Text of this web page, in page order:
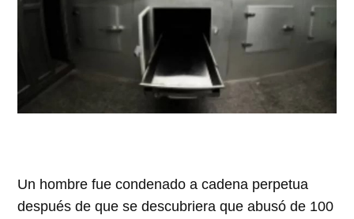
Un hombre fue condenado a cadena perpetua
después de que se descubriera que abusó de 100